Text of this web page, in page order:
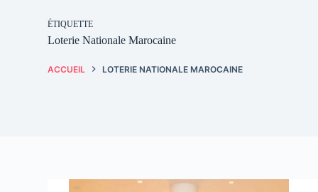
ÉTIQUETTE
Loterie Nationale Marocaine
ACCUEIL LOTERIE NATIONALE MAROCAINE